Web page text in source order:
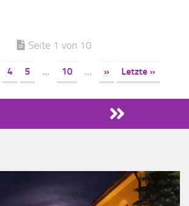
Seite 1 von 10
4 5 ... 10 ... » Letzte »